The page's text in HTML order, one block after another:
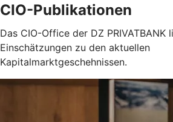
CIO-Publikationen
Das CIO-Office der DZ PRIVATBANK
Einschätzungen zu den aktuellen
Kapitalmarktgeschehnissen.